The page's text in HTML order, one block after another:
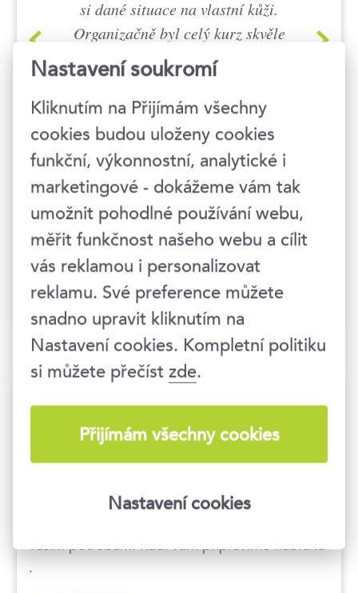
si dané situace na vlastní kůži.
Organizačně byl celý kurz skvěle
připraven. Máte hezké prostory,
dostatečně veliké, všude bylo
krásně čisto. Občerstvení i oběd
za 1. Děkuji.
Jitka Jiráková, GTS
ALIVE s.r.o.
Efektivní komunikace
Kurz podle vašich
představ
Chcete připravit školení pro celý tým? Umíme
vašim potřebám. Rádi vám připravíme nabídku
.
Nastavení soukromí
Kliknutím na Přijímám všechny
cookies budou uloženy cookies
funkční, výkonnostní, analytické i
marketingové - dokážeme vám tak
umožnit pohodlné používání webu,
měřit funkčnost našeho webu a cílit
vás reklamou i personalizovat
reklamu. Své preference můžete
snadno upravit kliknutím na
Nastavení cookies. Kompletní politiku
si můžete přečístzde.
Přijímám všechny cookies
Nastavení cookies